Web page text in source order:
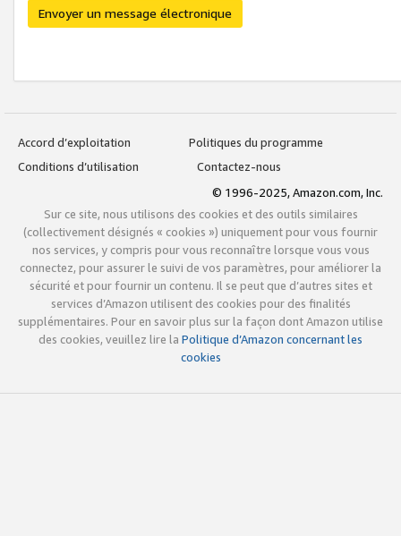
Envoyer un message électronique
Accord d’exploitation
Politiques du programme
Conditions d’utilisation
Contactez-nous
© 1996-2025, Amazon.com, Inc.
Sur ce site, nous utilisons des cookies et des outils similaires
(collectivement désignés « cookies ») uniquement pour vous fournir
nos services, y compris pour vous reconnaître lorsque vous vous
connectez, pour assurer le suivi de vos paramètres, pour améliorer la
sécurité et pour fournir un contenu. Il se peut que d’autres sites et
services d’Amazon utilisent des cookies pour des finalités
supplémentaires. Pour en savoir plus sur la façon dont Amazon utilise
des cookies, veuillez lire la Politique d’Amazon concernant les
cookies